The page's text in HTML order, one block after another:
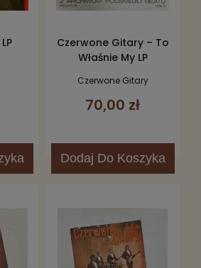
Czerwone Gitary – To
Właśnie My LP
Czerwone Gitary
70,00 zł
Dodaj Do Koszyka